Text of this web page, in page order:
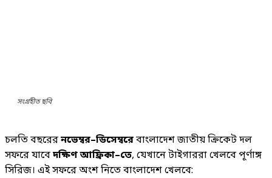
সংগ্রহীত ছবি
চলতি বছরেরনভেম্বর–ডিসেম্বরেবাংলাদেশ জাতীয় ক্রিকেট দল
সফরে যাবেদক্ষিণ আফ্রিকা–তে, যেখানে টাইগাররা খেলবে পূর্ণাঙ্গ
সিরিজ। এই সফরে অংশ নিতে বাংলাদেশ খেলবে: